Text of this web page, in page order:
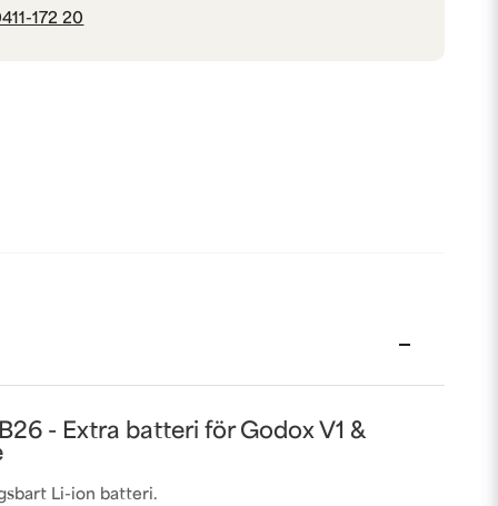
172 20
- Extra batteri för Godox V1 &
Li-ion batteri.